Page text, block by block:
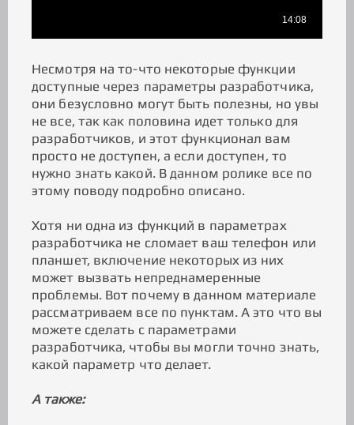
Несмотря на то-что некоторые функции
доступные через параметры разработчика,
они безусловно могут быть полезны, но увы
не все, так как половина идет только для
разработчиков, и этот функционал вам
просто не доступен, а если доступен, то
нужно знать какой. В данном ролике все по
этому поводу подробно описано.
Хотя ни одна из функций в параметрах
разработчика не сломает ваш телефон или
планшет, включение некоторых из них
может вызвать непреднамеренные
проблемы. Вот почему в данном материале
рассматриваем все по пунктам. А это что вы
можете сделать с параметрами
разработчика, чтобы вы могли точно знать,
какой параметр что делает.
А также: